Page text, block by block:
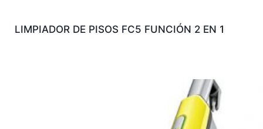
LIMPIADOR DE PISOS FC5 FUNCIÓN 2 EN 1